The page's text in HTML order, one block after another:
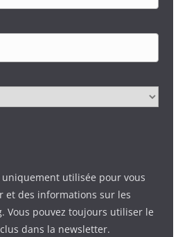
utilisée pour vous
et des informations sur les
Vous pouvez toujours utiliser le
dans la newsletter.